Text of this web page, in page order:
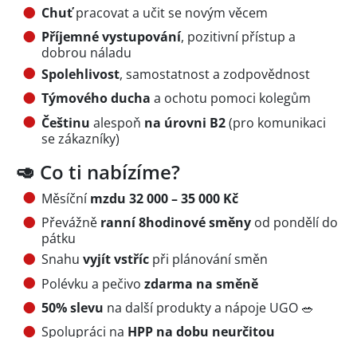
Chuťpracovat a učit se novým věcem
Příjemné vystupování, pozitivní přístup a
dobrou náladu
Spolehlivost, samostatnost a zodpovědnost
Týmového ducha a ochotu pomoci kolegům
Češtinu alespoň na úrovni B2(pro komunikaci
se zákazníky)
🥑 Co ti nabízíme?
Měsíčnímzdu 32 000 – 35 000 Kč
Převážně ranní 8hodinové směny od pondělí do
pátku
Snahu vyjít vstříc při plánování směn
Polévku a pečivo zdarma na směně
50% slevu na další produkty a nápoje UGO 🥗
Spolupráci na HPP na dobu neurčitou